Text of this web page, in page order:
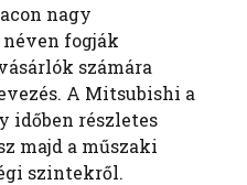
nagy
fogják
számára
A Mitsubishi a
időben részletes
majd a műszaki
szintekről.